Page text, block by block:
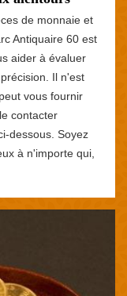
de monnaie et
Antiquaire 60 est
aider à évaluer
Il n'est
vous fournir
contacter
dessous. Soyez
à n'importe qui,